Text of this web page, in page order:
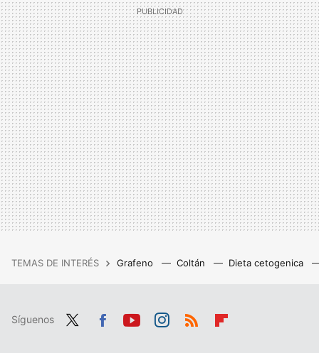
TEMAS DE INTERÉS Grafeno Coltán Dieta cetogenica
Síguenos